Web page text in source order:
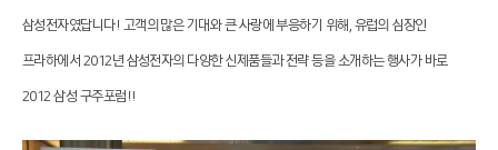
삼성전자였답니다! 고객의 많은 기대와 큰 사랑에 부응하기 위해, 유럽의 심장인
프라하에서 2012년 삼성전자의 다양한 신제품들과 전략 등을 소개하는 행사가 바로
2012 삼성 구주포럼!!